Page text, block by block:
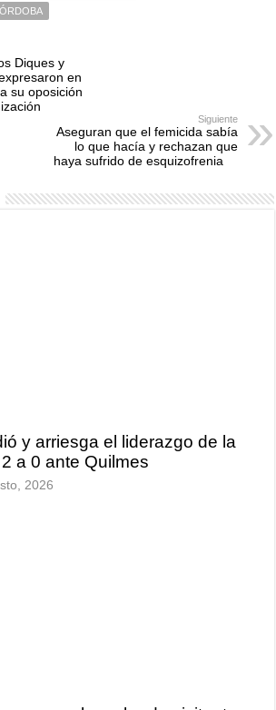
Diques y
en
su oposición
Siguiente
Aseguran que el femicida sabía
lo que hacía y rechazan que
haya sufrido de esquizofrenia
y arriesga el liderazgo de la
a 0 ante Quilmes
2026